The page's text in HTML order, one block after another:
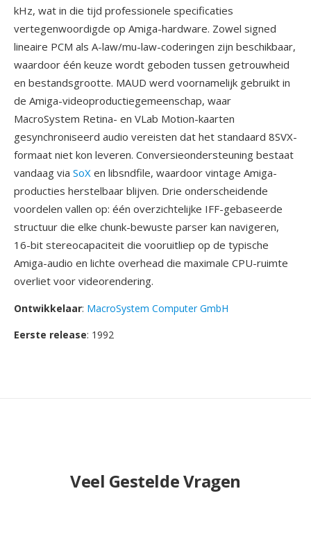
kHz, wat in die tijd professionele specificaties
vertegenwoordigde op Amiga-hardware. Zowel signed
lineaire PCM als A-law/mu-law-coderingen zijn beschikbaar,
waardoor één keuze wordt geboden tussen getrouwheid
en bestandsgrootte. MAUD werd voornamelijk gebruikt in
de Amiga-videoproductiegemeenschap, waar
MacroSystem Retina- en VLab Motion-kaarten
gesynchroniseerd audio vereisten dat het standaard 8SVX-
formaat niet kon leveren. Conversieondersteuning bestaat
vandaag via SoX en libsndfile, waardoor vintage Amiga-
producties herstelbaar blijven. Drie onderscheidende
voordelen vallen op: één overzichtelijke IFF-gebaseerde
structuur die elke chunk-bewuste parser kan navigeren,
16-bit stereocapaciteit die vooruitliep op de typische
Amiga-audio en lichte overhead die maximale CPU-ruimte
overliet voor videorendering.
Ontwikkelaar: MacroSystem Computer GmbH
Eerste release: 1992
Veel Gestelde Vragen